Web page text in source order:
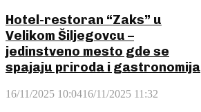
Hotel-restoran “Zaks” u
Velikom Šiljegovcu –
jedinstveno mesto gde se
spajaju priroda i gastronomija
16/11/2025 10:0416/11/2025 11:32